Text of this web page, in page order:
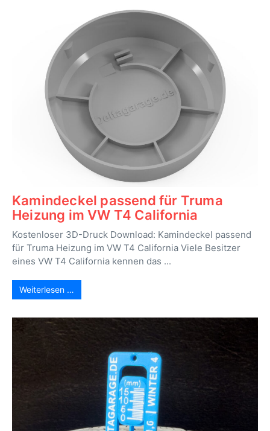
Kamindeckel passend für Truma
Heizung im VW T4 California
Kostenloser 3D-Druck Download: Kamindeckel passend
für Truma Heizung im VW T4 California Viele Besitzer
eines VW T4 California kennen das ...
Weiterlesen …